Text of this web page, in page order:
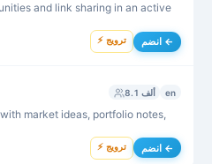
and link sharing in an active
⚡ ترويج انضم ←
8.1 ألف en
market ideas, portfolio notes,
⚡ ترويج انضم ←